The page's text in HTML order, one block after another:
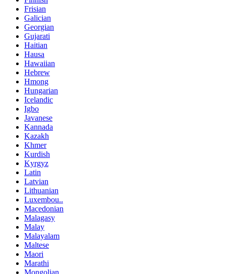
Frisian
Galician
Georgian
Gujarati
Haitian
Hausa
Hawaiian
Hebrew
Hmong
Hungarian
Icelandic
Igbo
Javanese
Kannada
Kazakh
Khmer
Kurdish
Kyrgyz
Latin
Latvian
Lithuanian
Luxembou..
Macedonian
Malagasy
Malay
Malayalam
Maltese
Maori
Marathi
Mongolian